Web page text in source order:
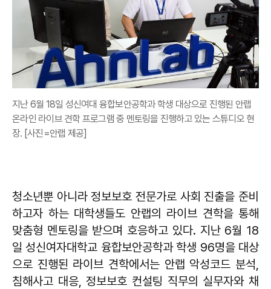
지난 6월 18일 성신여대 융합보안공학과 학생 대상으로 진행된 안랩
온라인 라이브 견학 프로그램 중 멘토링을 진행하고 있는 스튜디오 현
장. [사진=안랩 제공]
청소년뿐 아니라 정보보호 전문가로 사회 진출을 준비
하고자 하는 대학생들도 안랩의 라이브 견학을 통해
맞춤형 멘토링을 받으며 호응하고 있다. 지난 6월 18
일 성신여자대학교 융합보안공학과 학생 96명을 대상
으로 진행된 라이브 견학에서는 안랩 악성코드 분석,
침해사고 대응, 정보보호 컨설팅 직무의 실무자와 채